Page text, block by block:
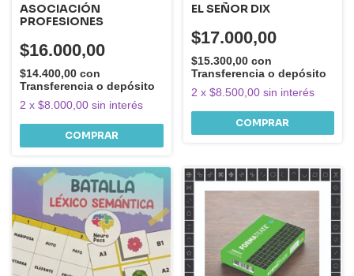
ASOCIACIÓN
PROFESIONES
$16.000,00
$14.400,00 con
Transferencia o depósito
2 x $8.000,00 sin interés
EL SEÑOR DIX
$17.000,00
$15.300,00 con
Transferencia o depósito
2 x $8.500,00 sin interés